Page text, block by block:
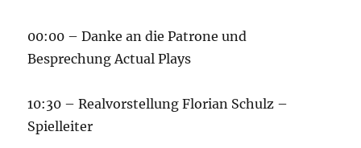
00:00 – Danke an die Patrone und
Besprechung Actual Plays
10:30 – Realvorstellung Florian Schulz –
Spielleiter